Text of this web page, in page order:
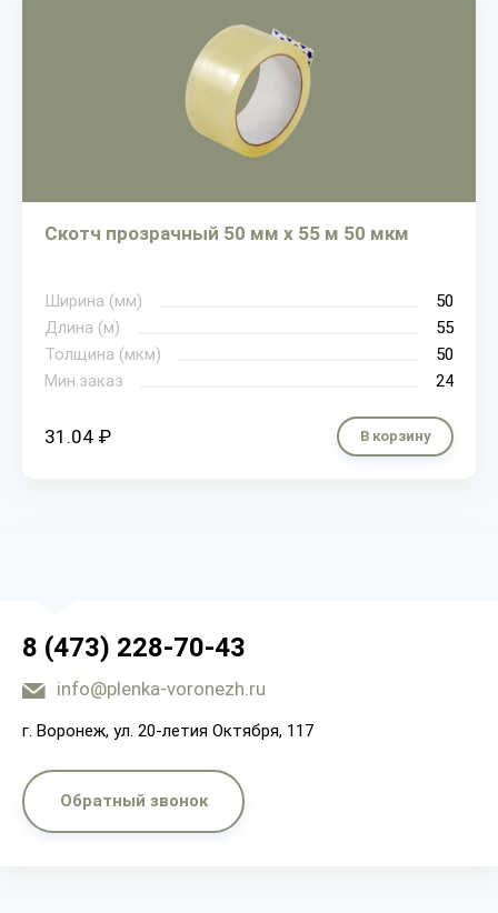
Скотч прозрачный 50 мм х 55 м 50 мкм
Ширина (мм)
50
Длина (м)
55
Толщина (мкм)
50
Мин.заказ
24
31.04 ₽ В корзину
8 (473) 228-70-43
info@plenka-voronezh.ru
г. Воронеж, ул. 20-летия Октября, 117
Обратный звонок